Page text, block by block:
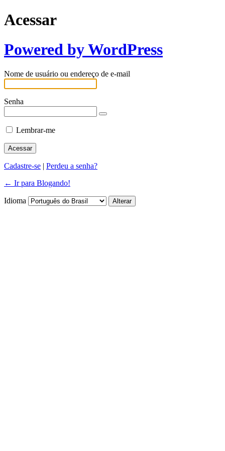
Acessar
Powered by WordPress
Nome de usuário ou endereço de e-mail
Senha
Lembrar-me
Cadastre-se | Perdeu a senha?
← Ir para Blogando!
Idioma